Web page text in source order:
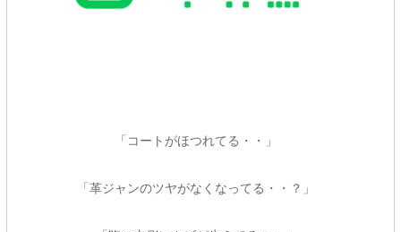
「コートがほつれてる・・」
「革ジャンのツヤがなくなってる・・？」